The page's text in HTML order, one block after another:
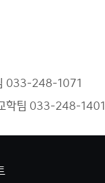
033-248-1071
학팀 033-248-1401